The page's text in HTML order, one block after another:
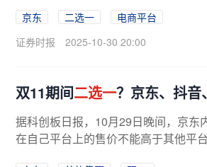
京东 二选一
电商平台
证券时报
2025-10-30 20:00
双11期间二选一？京东、抖音
据科创板日报，10月29日晚间，京东
在自己平台上的售价不能高于其他平